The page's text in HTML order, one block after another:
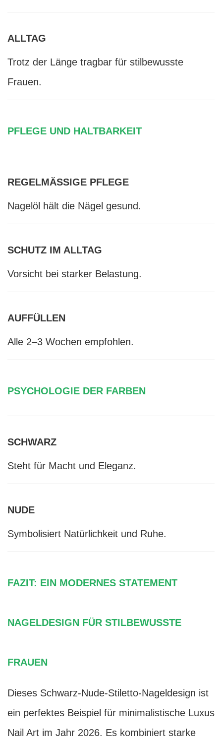
ALLTAG
Trotz der Länge tragbar für stilbewusste
Frauen.
PFLEGE UND HALTBARKEIT
REGELMÄSSIGE PFLEGE
Nagelöl hält die Nägel gesund.
SCHUTZ IM ALLTAG
Vorsicht bei starker Belastung.
AUFFÜLLEN
Alle 2–3 Wochen empfohlen.
PSYCHOLOGIE DER FARBEN
SCHWARZ
Steht für Macht und Eleganz.
NUDE
Symbolisiert Natürlichkeit und Ruhe.
FAZIT: EIN MODERNES STATEMENT
NAGELDESIGN FÜR STILBEWUSSTE
FRAUEN
Dieses Schwarz-Nude-Stiletto-Nageldesign ist
ein perfektes Beispiel für minimalistische Luxus
Nail Art im Jahr 2026. Es kombiniert starke